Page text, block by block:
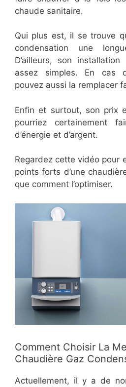
chaude sanitaire.
Qui plus est, il se trouve
condensation une
D’ailleurs, son
assez simples. En cas
pouvez aussi la remplacer
Enfin et surtout, son prix
pourriez certainement
d’énergie et d’argent.
Regardez cette vidéo pour
points forts d’une
que comment l’optimiser.
Comment Choisir La
Chaudière Gaz
Actuellement, il y a de